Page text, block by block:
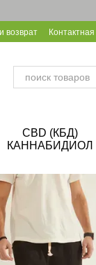
возврат
CBD (КБД)
КАННАБИДИОЛ